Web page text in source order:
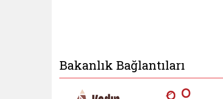
Bakanlık Bağlantıları